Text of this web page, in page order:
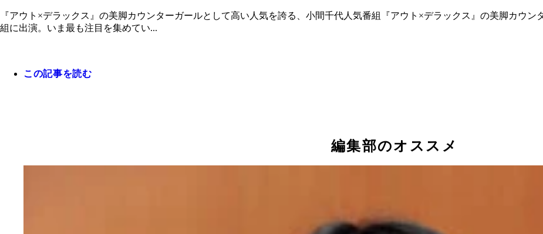
『アウト×デラックス』の美脚カウンターガールとして高い人気を誇る、小間千代人気番組『アウト×デラックス』の美脚カウ
組に出演。いま最も注目を集めてい...
この記事を読む
編集部のオススメ